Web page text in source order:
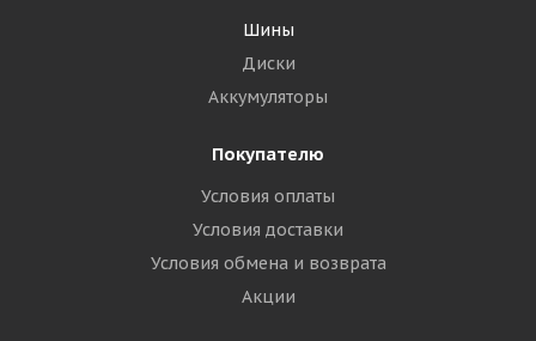
Шины
Диски
Аккумуляторы
Покупателю
Условия оплаты
Условия доставки
Условия обмена и возврата
Акции